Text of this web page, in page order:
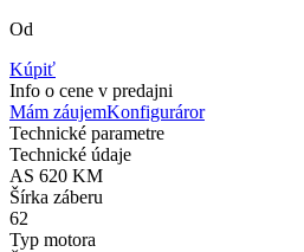
Od
Kúpiť
Info o cene v predajni
Mám záujemKonfiguráror
Technické parametre
Technické údaje
AS 620 KM
Šírka záberu
62
Typ motora